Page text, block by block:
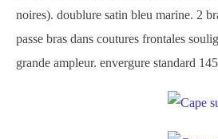
noires). doublure satin bleu marine. 2
passe bras dans coutures frontales
grande ampleur. envergure standard